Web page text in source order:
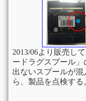
2013/06より販売し
ードラグスプール
出ないスプールが
ら、製品を点検する